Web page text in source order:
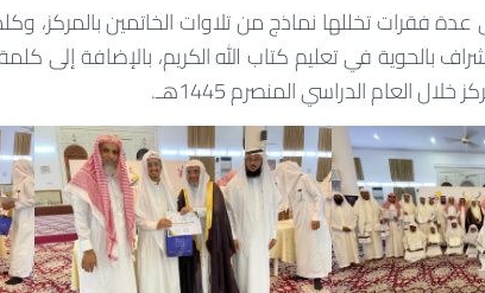
فقرات تخللها نماذج من تلاوات الخاتمين بالمركز،
بالحوية في تعليم كتاب الله الكريم، بالإضافة إلى
خلال العام الدراسي المنصرم 1445هـ.